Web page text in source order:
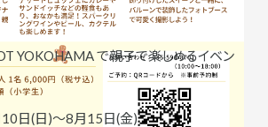
日(日)～8月15日(金)